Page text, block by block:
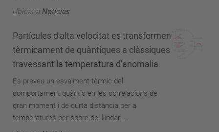
Ubicat a Notícies
Partícules d'alta velocitat es transformen
tèrmicament de quàntiques a clàssiques
travessant la temperatura d'anomalia
Es preveu un esvaïment tèrmic del
comportament quàntic en les correlacions de
gran moment i de curta distància per a
temperatures per sobre del llindar ...